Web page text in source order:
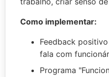
Como implementar:
Feedback
fala com
Programa